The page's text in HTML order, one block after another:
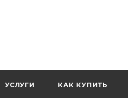
УСЛУГИ КАК КУПИТЬ